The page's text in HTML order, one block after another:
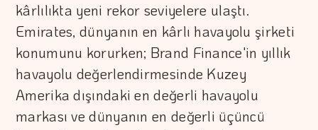
kârlılıkta yeni rekor seviyelere ulaştı.
Emirates, dünyanın en kârlı havayolu şirketi
konumunu korurken; Brand Finance'in yıllık
havayolu değerlendirmesinde Kuzey
Amerika dışındaki en değerli havayolu
markası ve dünyanın en değerli üçüncü